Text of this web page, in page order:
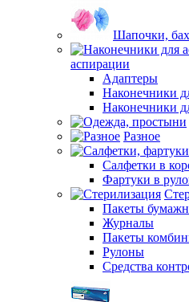
Шапочки,
аспирации
Адаптеры
Наконечники
Наконечники
Разное
Салфетки в
Фартуки в
Пакеты
Журналы
Пакеты
Рулоны
Средства